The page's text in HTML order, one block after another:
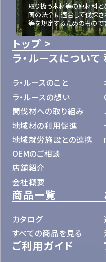
トップ
ラ・ルースについて
ラ・ルースのこと
ラ・ルースの想い
間伐材への取り組み
地域材の利用促進
地域就労施設との連携
OEMのご相談
店舗紹介
会社概要
商品一覧
カタログ
すべての商品を見る
ご利用ガイド
取り扱う木材等の原材料
国の法令に適合して伐採
等を規定するためのもので